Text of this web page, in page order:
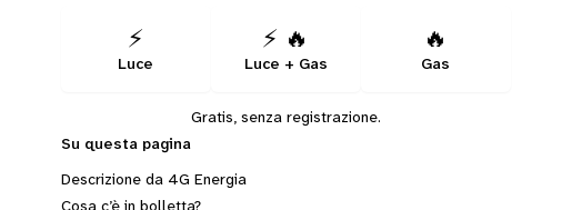
⚡
Luce
⚡ 🔥
Luce + Gas
🔥
Gas
Gratis, senza registrazione.
Su questa pagina
Descrizione da 4G Energia